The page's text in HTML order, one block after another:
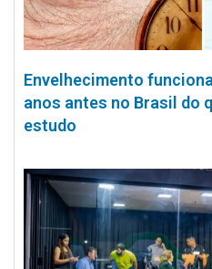
Envelhecimento
anos antes no Brasil do
estudo